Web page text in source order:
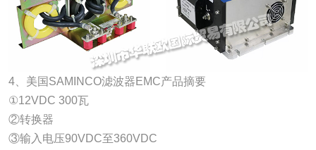
4、美国SAMINCO滤波器EMC产品摘要
①12VDC 300瓦
②转换器
③输入电压90VDC至360VDC